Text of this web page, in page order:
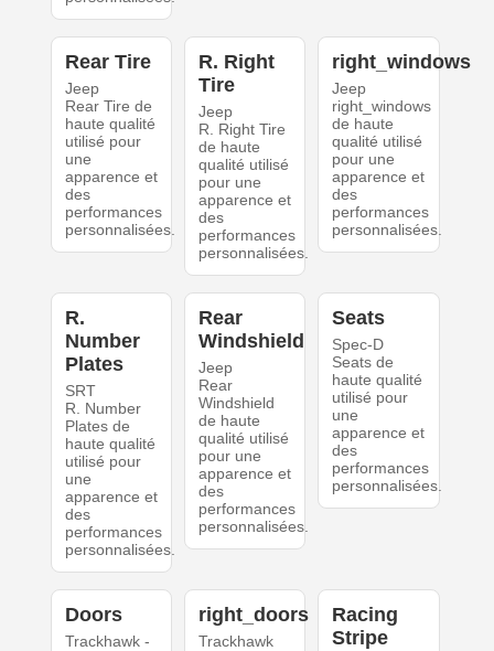
Rear Tire
Jeep
Rear Tire de
haute qualité
utilisé pour
une
apparence et
des
performances
personnalisées.
R. Right
Tire
Jeep
R. Right Tire
de haute
qualité utilisé
pour une
apparence et
des
performances
personnalisées.
right_windows
Jeep
right_windows
de haute
qualité utilisé
pour une
apparence et
des
performances
personnalisées.
R.
Number
Plates
SRT
R. Number
Plates de
haute qualité
utilisé pour
une
apparence et
des
performances
personnalisées.
Rear
Windshield
Jeep
Rear
Windshield
de haute
qualité utilisé
pour une
apparence et
des
performances
personnalisées.
Seats
Spec-D
Seats de
haute qualité
utilisé pour
une
apparence et
des
performances
personnalisées.
Doors
Trackhawk -
right_doors
Trackhawk
Racing
Stripe